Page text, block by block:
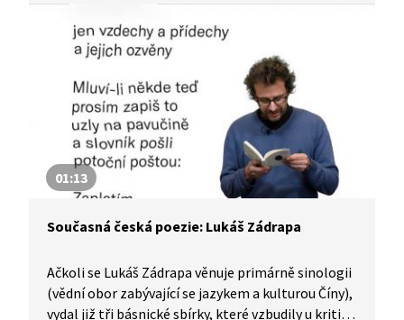
v překladu. Ukrajinská zkušenost s totalitou není
přece jen tolik odlišná od té naší.
01:13
Současná česká poezie: Lukáš Zádrapa
Ačkoli se Lukáš Zádrapa věnuje primárně sinologii
(vědní obor zabývající se jazykem a kulturou Číny),
vydal již tři básnické sbírky, které vzbudily u kritiků